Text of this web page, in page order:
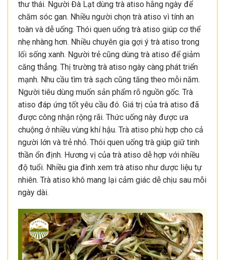
thư thái. Người Đà Lạt dùng trà atiso hằng ngày để
chăm sóc gan. Nhiều người chọn trà atiso vì tính an
toàn và dễ uống. Thói quen uống trà atiso giúp cơ thể
nhẹ nhàng hơn. Nhiều chuyên gia gợi ý trà atiso trong
lối sống xanh. Người trẻ cũng dùng trà atiso để giảm
căng thẳng. Thị trường trà atiso ngày càng phát triển
mạnh. Nhu cầu tìm trà sạch cũng tăng theo mỗi năm.
Người tiêu dùng muốn sản phẩm rõ nguồn gốc. Trà
atiso đáp ứng tốt yêu cầu đó. Giá trị của trà atiso đã
được công nhận rộng rãi. Thức uống này được ưa
chuộng ở nhiều vùng khí hậu. Trà atiso phù hợp cho cả
người lớn và trẻ nhỏ. Thói quen uống trà giúp giữ tinh
thần ổn định. Hương vị của trà atiso dễ hợp với nhiều
độ tuổi. Nhiều gia đình xem trà atiso như dược liệu tự
nhiên. Trà atiso khô mang lại cảm giác dễ chịu sau mỗi
ngày dài.